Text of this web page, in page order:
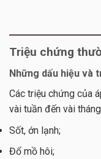
Triệu chứng
Những dấu hiệu và
Các triệu chứng của
vài tuần đến vài
Sốt, ớn lạnh;
Đổ mồ hôi;